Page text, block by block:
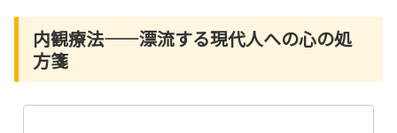
内観療法――漂流する現代人への心の処
方箋